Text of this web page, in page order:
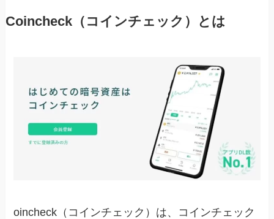
Coincheck（コインチェック）とは
oincheck（コインチェック）は、コインチェック